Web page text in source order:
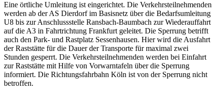
Eine örtliche Umleitung ist eingerichtet. Die Verkehrsteilnehmenden
werden ab der AS Dierdorf im Basisnetz über die Bedarfsumleitung
U8 bis zur Anschlussstelle Ransbach-Baumbach zur Wiederauffahrt
auf die A3 in Fahrtrichtung Frankfurt geleitet. Die Sperrung betrifft
auch den Park- und Rastplatz Sessenhausen. Hier wird die Ausfahrt
der Raststätte für die Dauer der Transporte für maximal zwei
Stunden gesperrt. Die Verkehrsteilnehmenden werden bei Einfahrt
zur Raststätte mit Hilfe von Vorwarntafeln über die Sperrung
informiert. Die Richtungsfahrbahn Köln ist von der Sperrung nicht
betroffen.